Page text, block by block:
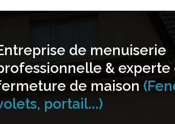
de menuiserie
& experte
de maison
portail...)